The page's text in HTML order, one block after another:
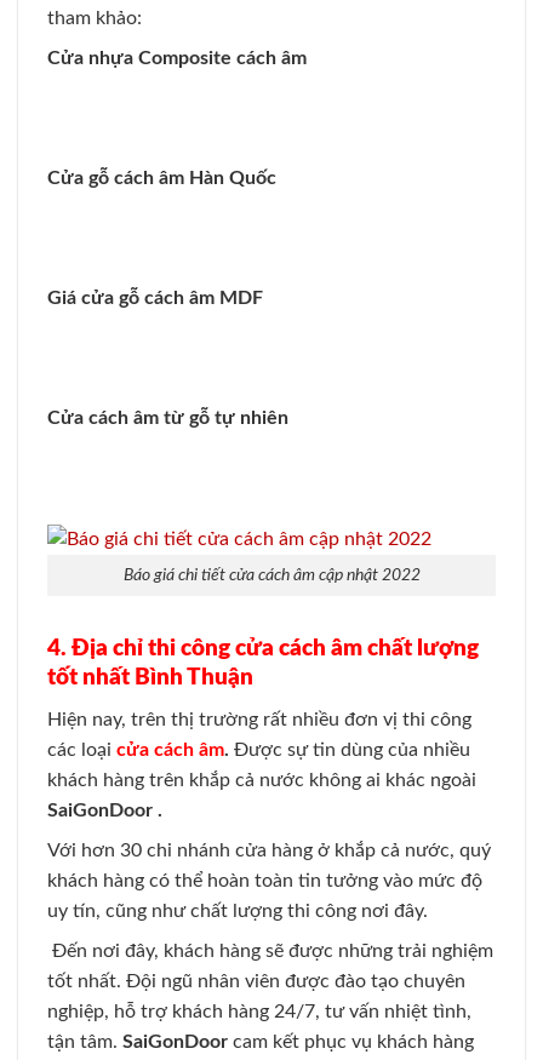
tham khảo:
Cửa nhựa Composite cách âm
Cửa gỗ cách âm Hàn Quốc
Giá cửa gỗ cách âm MDF
Cửa cách âm từ gỗ tự nhiên
Báo giá chi tiết cửa cách âm cập nhật 2022
4. Địa chỉ thi công cửa cách âm chất lượng
tốt nhất Bình Thuận
Hiện nay, trên thị trường rất nhiều đơn vị thi công
các loại cửa cách âm. Được sự tin dùng của nhiều
khách hàng trên khắp cả nước không ai khác ngoài
SaiGonDoor .
Với hơn 30 chi nhánh cửa hàng ở khắp cả nước, quý
khách hàng có thể hoàn toàn tin tưởng vào mức độ
uy tín, cũng như chất lượng thi công nơi đây.
Đến nơi đây, khách hàng sẽ được những trải nghiệm
tốt nhất. Đội ngũ nhân viên được đào tạo chuyên
nghiệp, hỗ trợ khách hàng 24/7, tư vấn nhiệt tình,
tận tâm. SaiGonDoor cam kết phục vụ khách hàng